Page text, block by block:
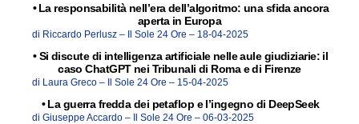
• La responsabilità nell’era dell’algoritmo: una sfida ancora
aperta in Europa
di Riccardo Perlusz – Il Sole 24 Ore – 18-04-2025
•Si discute di intelligenza artificiale nelle aule giudiziarie: il
caso ChatGPT nei Tribunali di Roma e di Firenze
di Laura Greco – Il Sole 24 Ore – 15-04-2025
• La guerra fredda dei petaflop e l’ingegno di DeepSeek
di Giuseppe Accardo – Il Sole 24 Ore – 06-03-2025